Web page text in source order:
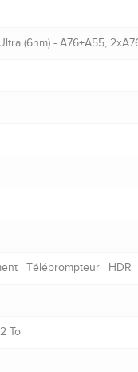
(6nm) - A76+A55,
| Téléprompteur | HDR
To